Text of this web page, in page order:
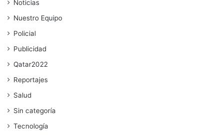
Noticias
Nuestro Equipo
Policial
Publicidad
Qatar2022
Reportajes
Salud
Sin categoría
Tecnología